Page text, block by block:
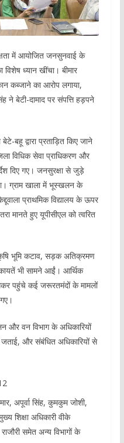
में आयोजित जनसुनवाई के
विशेष ध्यान खींचा। बीमार
कब्जाने का आरोप लगाया,
ने बेटी-दामाद पर संपत्ति हड़पने
बहू द्वारा प्रताड़ित किए जाने
विधिक सेवा प्राधिकरण और
दिए गए। जनसुरक्षा से जुड़े
ग्राम खाला में भूस्खलन के
प्राथमिक विद्यालय के ऊपर
मानते हुए यूपीसीएल को त्वरित
भूमि कटाव, सड़क अतिक्रमण
भी सामने आईं। आर्थिक
पहुंचे कई जरूरतमंदों के मामलों
और वन विभाग के अधिकारियों
और संबंधित अधिकारियों से
अपूर्वा सिंह, कुमकुम जोशी,
शिक्षा अधिकारी वीके
समेत अन्य विभागों के